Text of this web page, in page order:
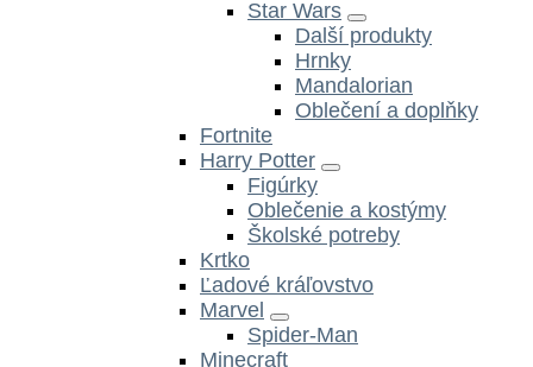
Star Wars
Další produkty
Hrnky
Mandalorian
Oblečení a doplňky
Fortnite
Harry Potter
Figúrky
Oblečenie a kostýmy
Školské potreby
Krtko
Ľadové kráľovstvo
Marvel
Spider-Man
Minecraft